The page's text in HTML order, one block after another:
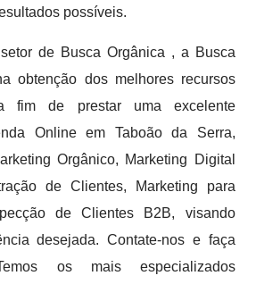
possíveis.
de Busca Orgânica , a Busca
obtenção dos melhores recursos
a fim de prestar uma excelente
Online em Taboão da Serra,
Orgânico, Marketing Digital
de Clientes, Marketing para
de Clientes B2B, visando
desejada. Contate-nos e faça
os mais especializados